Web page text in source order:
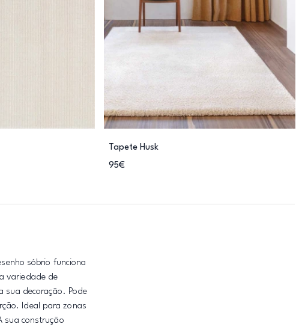
Tapete Husk
95€
sóbrio funciona
variedade de
sua decoração. Pode
Ideal para zonas
sua construção